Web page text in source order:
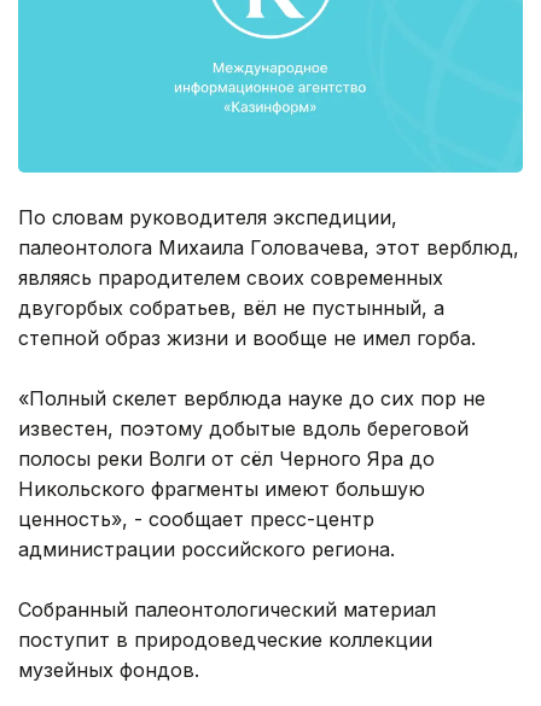
По словам руководителя экспедиции,
палеонтолога Михаила Головачева, этот верблюд,
являясь прародителем своих современных
двугорбых собратьев, вёл не пустынный, а
степной образ жизни и вообще не имел горба.
«Полный скелет верблюда науке до сих пор не
известен, поэтому добытые вдоль береговой
полосы реки Волги от сёл Черного Яра до
Никольского фрагменты имеют большую
ценность», - сообщает пресс-центр
администрации российского региона.
Собранный палеонтологический материал
поступит в природоведческие коллекции
музейных фондов.